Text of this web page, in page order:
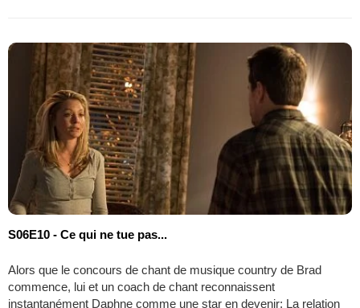
S06E10 - Ce qui ne tue pas...
Alors que le concours de chant de musique country de Brad
commence, lui et un coach de chant reconnaissent
instantanément Daphne comme une star en devenir; La relation